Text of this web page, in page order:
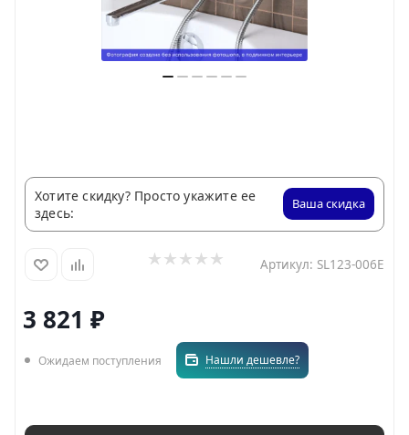
Хотите скидку? Просто укажите ее
здесь:
Ваша скидка
Артикул: SL123-006E
3 821 ₽
Ожидаем поступления Нашли дешевле?